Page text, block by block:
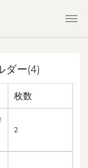
ダー(4)
枚数
2